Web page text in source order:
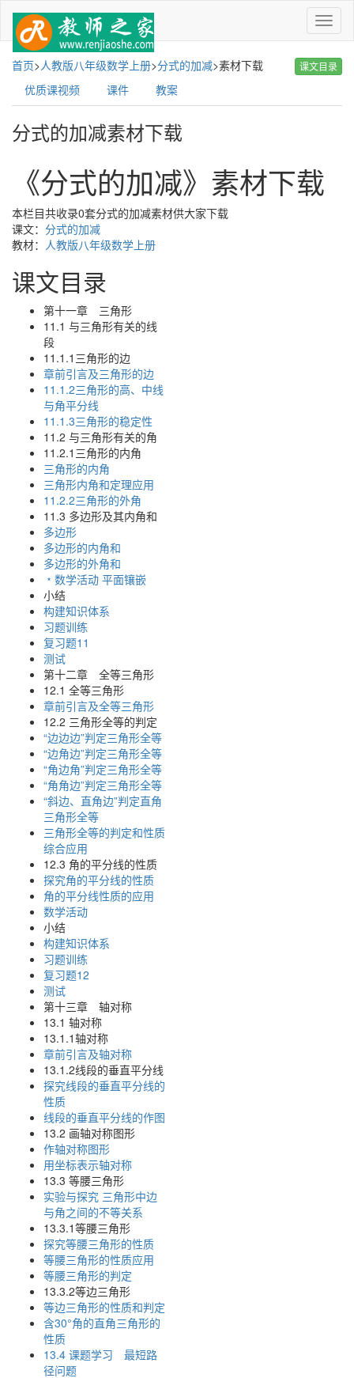
菜
单
课文目录
首页>人教版八年级数学上册>分式的加减>素材下载
优质课视频
课件 教案
分式的加减素材下载
《分式的加减》素材下载
本栏目共收录0套分式的加减素材供大家下载
课文： 分式的加减
教材： 人教版八年级数学上册
课文目录
第十一章 三角形
11.1 与三角形有关的线
段
11.1.1三角形的边
章前引言及三角形的边
11.1.2三角形的高、中线
与角平分线
11.1.3三角形的稳定性
11.2 与三角形有关的角
11.2.1三角形的内角
三角形的内角
三角形内角和定理应用
11.2.2三角形的外角
11.3 多边形及其内角和
多边形
多边形的内角和
多边形的外角和
﹡数学活动 平面镶嵌
小结
构建知识体系
习题训练
复习题11
测试
第十二章 全等三角形
12.1 全等三角形
章前引言及全等三角形
12.2 三角形全等的判定
“边边边”判定三角形全等
“边角边”判定三角形全等
“角边角”判定三角形全等
“角角边”判定三角形全等
“斜边、直角边”判定直角
三角形全等
三角形全等的判定和性质
综合应用
12.3 角的平分线的性质
探究角的平分线的性质
角的平分线性质的应用
数学活动
小结
构建知识体系
习题训练
复习题12
测试
第十三章 轴对称
13.1 轴对称
13.1.1轴对称
章前引言及轴对称
13.1.2线段的垂直平分线
探究线段的垂直平分线的
性质
线段的垂直平分线的作图
13.2 画轴对称图形
作轴对称图形
用坐标表示轴对称
13.3 等腰三角形
实验与探究 三角形中边
与角之间的不等关系
13.3.1等腰三角形
探究等腰三角形的性质
等腰三角形的性质应用
等腰三角形的判定
13.3.2等边三角形
等边三角形的性质和判定
含30°角的直角三角形的
性质
13.4 课题学习 最短路
径问题